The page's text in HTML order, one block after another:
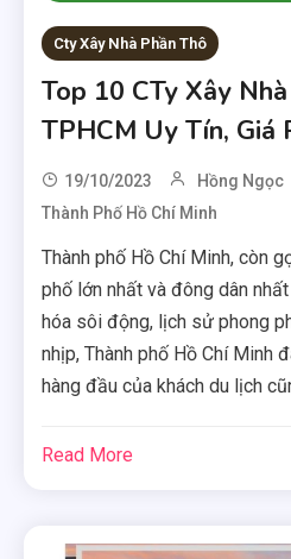
Cty Xây Nhà Phần Thô
Top 10 CTy Xây
TPHCM Uy Tín, Giá
19/10/2023 Hồng Ngọc
Thành Phố Hồ Chí Minh
Thành phố Hồ Chí Minh, còn
phố lớn nhất và đông dân
hóa sôi động, lịch sử phong
nhịp, Thành phố Hồ Chí Minh
hàng đầu của khách du lịch
Read More